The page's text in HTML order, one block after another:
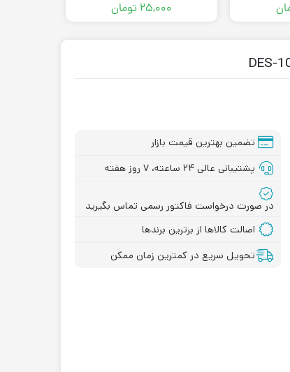
۲۵,۰۰۰ تومان
تضمین بهترین قیمت بازار
پشتیبانی عالی ۲۴ ساعته، ۷ روز هفته
در صورت درخواست فاکتور رسمی تماس بگیرید
اصالت کالاها از برترین برندها
تحویل سریع در کمترین زمان ممکن